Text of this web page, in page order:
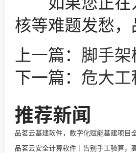
核等难题发愁
上一篇： 脚手
下一篇： 危大
推荐新闻
品茗云基建软件，数字化赋能基建项目
品茗云安全计算软件｜告别手工验算，